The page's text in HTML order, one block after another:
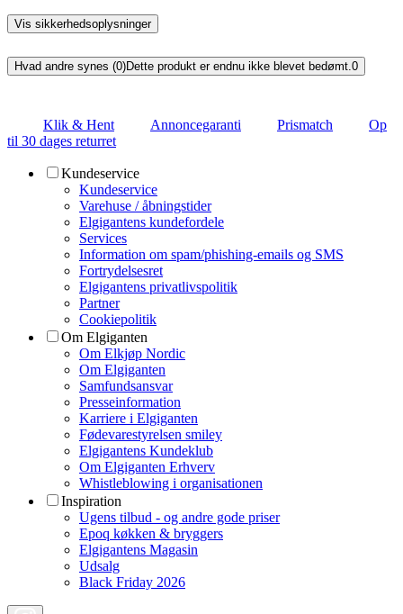
Vis sikkerhedsoplysninger
Hvad andre synes (0)Dette produkt er endnu ikke blevet bedømt.0
Klik & Hent Annoncegaranti Prismatch
Op
til 30 dages returret
Kundeservice
Kundeservice
Varehuse / åbningstider
Elgigantens kundefordele
Services
Information om spam/phishing-emails og SMS
Fortrydelsesret
Elgigantens privatlivspolitik
Partner
Cookiepolitik
Om Elgiganten
Om Elkjøp Nordic
Om Elgiganten
Samfundsansvar
Presseinformation
Karriere i Elgiganten
Fødevarestyrelsen smiley
Elgigantens Kundeklub
Om Elgiganten Erhverv
Whistleblowing i organisationen
Inspiration
Ugens tilbud - og andre gode priser
Epoq køkken & bryggers
Elgigantens Magasin
Udsalg
Black Friday 2026